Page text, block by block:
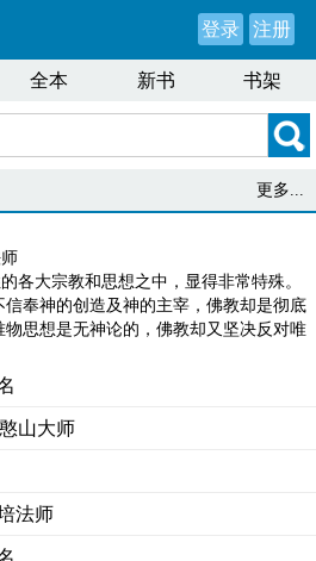
登录 注册
全本 新书 书架
更多...
各大宗教和思想之中，显得非常特殊。
信奉神的创造及神的主宰，佛教却是彻底
物思想是无神论的，佛教却又坚决反对唯
憨山大师
法师